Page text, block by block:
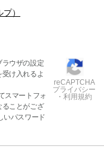
）
ウザの設定
け入れるよ
スマートフォ
ることがござ
いパスワード
reCAPTCHA
プライバシー
・利用規約